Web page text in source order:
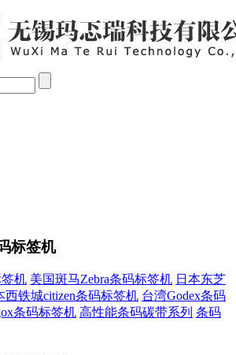
标签机
机 美国斑马Zebra条码标签机 日本东芝
西铁城citizen条码标签机 台湾Godex条码
条码标签机 高性能条码碳带系列 条码